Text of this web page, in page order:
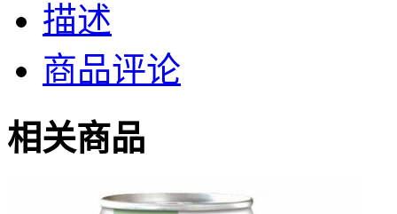
描述
商品评论
相关商品